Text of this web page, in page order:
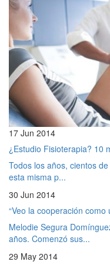
17 Jun 2014
¿Estudio Fisioterapia? 10
Todos los años, cientos
esta misma p...
30 Jun 2014
“Veo la cooperación como
Melodie Segura
años. Comenzó sus...
29 May 2014